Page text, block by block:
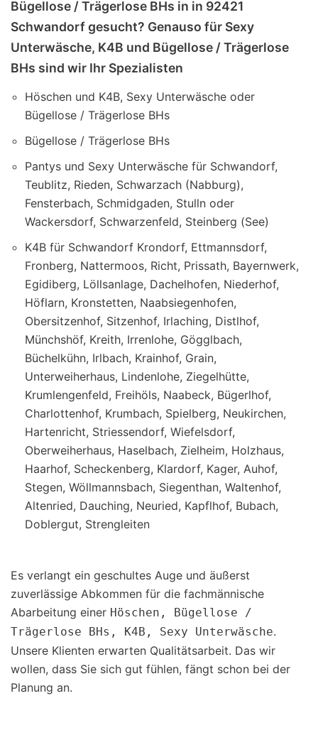
Bügellose / Trägerlose BHs in in 92421
Schwandorf gesucht? Genauso für Sexy
Unterwäsche, K4B und Bügellose / Trägerlose
BHs sind wir Ihr Spezialisten
Höschen und K4B, Sexy Unterwäsche oder
Bügellose / Trägerlose BHs
Bügellose / Trägerlose BHs
Pantys und Sexy Unterwäsche für Schwandorf,
Teublitz, Rieden, Schwarzach (Nabburg),
Fensterbach, Schmidgaden, Stulln oder
Wackersdorf, Schwarzenfeld, Steinberg (See)
K4B für Schwandorf Krondorf, Ettmannsdorf,
Fronberg, Nattermoos, Richt, Prissath, Bayernwerk,
Egidiberg, Löllsanlage, Dachelhofen, Niederhof,
Höflarn, Kronstetten, Naabsiegenhofen,
Obersitzenhof, Sitzenhof, Irlaching, Distlhof,
Münchshöf, Kreith, Irrenlohe, Gögglbach,
Büchelkühn, Irlbach, Krainhof, Grain,
Unterweiherhaus, Lindenlohe, Ziegelhütte,
Krumlengenfeld, Freihöls, Naabeck, Bügerlhof,
Charlottenhof, Krumbach, Spielberg, Neukirchen,
Hartenricht, Striessendorf, Wiefelsdorf,
Oberweiherhaus, Haselbach, Zielheim, Holzhaus,
Haarhof, Scheckenberg, Klardorf, Kager, Auhof,
Stegen, Wöllmannsbach, Siegenthan, Waltenhof,
Altenried, Dauching, Neuried, Kapflhof, Bubach,
Doblergut, Strengleiten
Es verlangt ein geschultes Auge und äußerst
zuverlässige Abkommen für die fachmännische
Abarbeitung einer Höschen, Bügellose /
Trägerlose BHs, K4B, Sexy Unterwäsche.
Unsere Klienten erwarten Qualitätsarbeit. Das wir
wollen, dass Sie sich gut fühlen, fängt schon bei der
Planung an.